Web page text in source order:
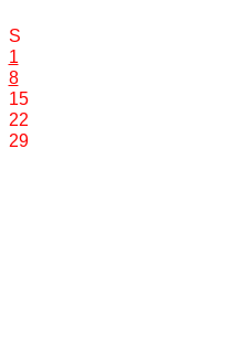
S
1
8
15
22
29